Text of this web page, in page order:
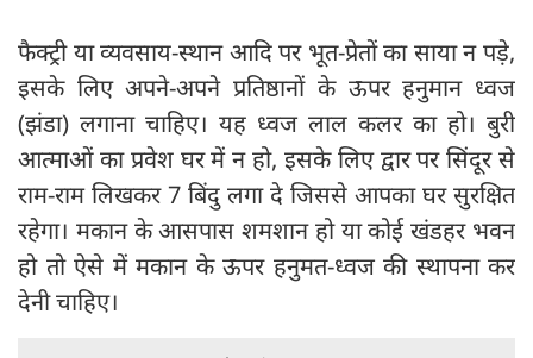
फैक्ट्री या व्यवसाय-स्थान आदि पर भूत-प्रेतों का साया न पड़े,
इसके लिए अपने-अपने प्रतिष्ठानों के ऊपर हनुमान ध्वज
(झंडा) लगाना चाहिए। यह ध्वज लाल कलर का हो। बुरी
आत्माओं का प्रवेश घर में न हो, इसके लिए द्वार पर सिंदूर से
राम-राम लिखकर 7 बिंदु लगा दे जिससे आपका घर सुरक्षित
रहेगा। मकान के आसपास शमशान हो या कोई खंडहर भवन
हो तो ऐसे में मकान के ऊपर हनुमत-ध्वज की स्थापना कर
देनी चाहिए।